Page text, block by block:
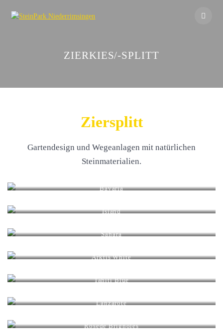
ZIERKIES/-SPLITT
Ziersplitt
Gartendesign und Wegeanlagen mit natürlichen
Steinmaterialien.
Bavaria
Island
Sahara
Arktis White
Tahiti Blue
Lanzarote
Rosede Brignoles